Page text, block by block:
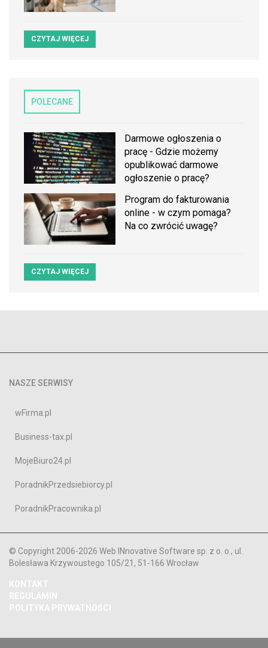
CZYTAJ WIĘCEJ
POLECANE
Darmowe ogłoszenia o
pracę - Gdzie możemy
opublikować darmowe
ogłoszenie o pracę?
Program do fakturowania
online - w czym pomaga?
Na co zwrócić uwagę?
CZYTAJ WIĘCEJ
NASZE SERWISY
wFirma.pl
Business-tax.pl
MojeBiuro24.pl
PoradnikPrzedsiebiorcy.pl
PoradnikPracownika.pl
© Copyright 2006-2026 Web INnovative Software sp. z o. o., ul.
Bolesława Krzywoustego 105/21, 51-166 Wrocław
KONTAKT
REGULAMIN
POLITYKA PRYWATNOŚCI